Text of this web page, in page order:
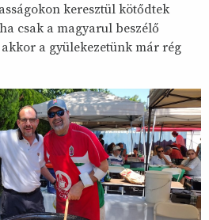
keresztül kötődtek
csak a magyarul beszélő
a gyülekezetünk már rég